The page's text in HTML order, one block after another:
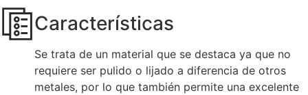
Características
Se trata de un material que se destaca ya que no
requiere ser pulido o lijado a diferencia de otros
metales, por lo que también permite una excelente